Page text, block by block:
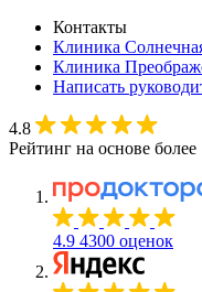
Контакты
Клиника
Клиника
Написать
4.8
Рейтинг на основе
4.9 4300 оценок